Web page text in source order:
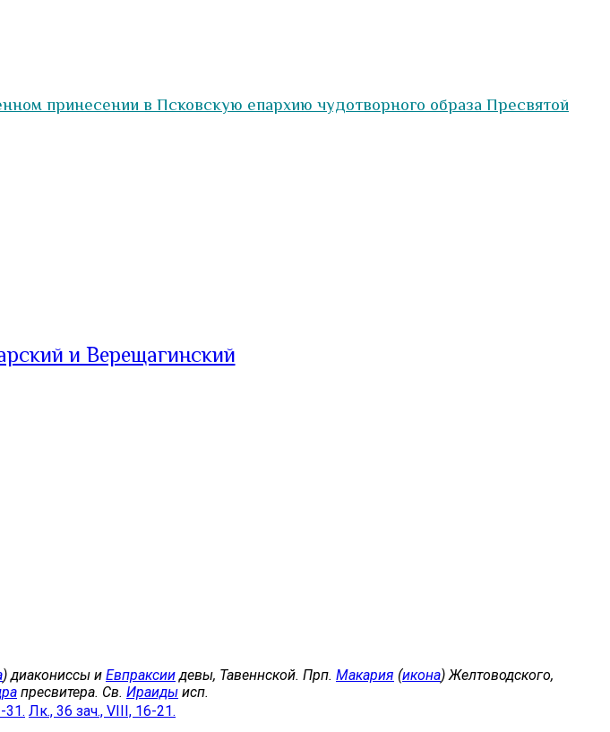
принесении в Псковскую епархию чудотворного образа Пресвятой
и Верещагинский
) диакониссы и Евпраксии девы, Тавеннской. Прп. Макария (икона) Желтоводского,
пресвитера. Св. Ираиды исп.
31. Лк., 36 зач., VIII, 16-21.